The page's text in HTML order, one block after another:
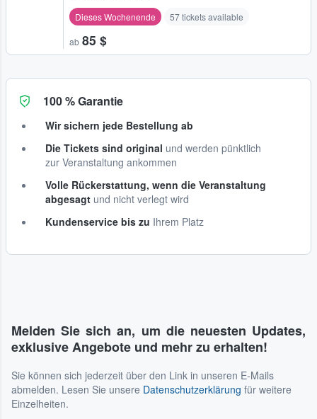
Dieses Wochenende 57 tickets available
ab 85 $
100 % Garantie
Wir sichern jede Bestellung ab
Die Tickets sind original und werden pünktlich
zur Veranstaltung ankommen
Volle Rückerstattung, wenn die Veranstaltung
abgesagt und nicht verlegt wird
Kundenservice bis zu Ihrem Platz
Melden Sie sich an, um die neuesten Updates,
exklusive Angebote und mehr zu erhalten!
Sie können sich jederzeit über den Link in unseren E-Mails
abmelden. Lesen Sie unsere Datenschutzerklärung für weitere
Einzelheiten.